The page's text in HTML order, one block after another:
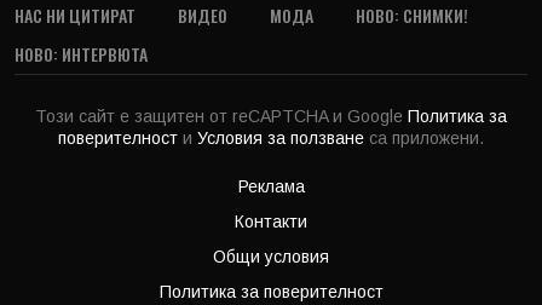
НАС НИ ЦИТИРАТ
ВИДЕО МОДА
НОВО: СНИМКИ!
НОВО: ИНТЕРВЮТА
Този сайт е защитен от reCAPTCHA и Google Политика за
поверителност и Условия за ползване са приложени.
Реклама
Контакти
Общи условия
Политика за поверителност